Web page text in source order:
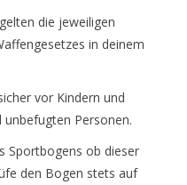
die jeweiligen
in deinem
vor Kindern und
unbefugten Personen.
Sportbogens ob dieser
den Bogen stets auf